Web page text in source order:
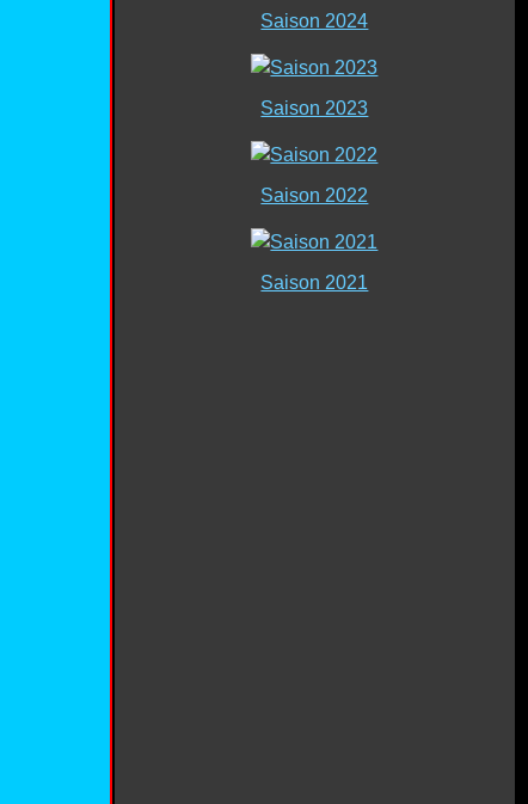
Saison 2024
Saison 2023
Saison 2022
Saison 2021